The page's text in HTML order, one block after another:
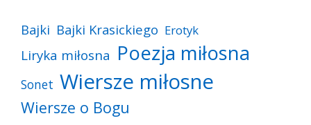
Bajki Bajki Krasickiego Erotyk
Liryka miłosna Poezja miłosna
Sonet Wiersze miłosne
Wiersze o Bogu